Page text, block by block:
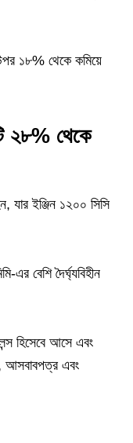
১৮% থেকে কমিয়ে
২৮% থেকে
যার ইঞ্জিন ১২০০ সিসি
এর বেশি দৈর্ঘ্যবিহীন
হিসেবে আসে এবং
আসবাবপত্র এবং